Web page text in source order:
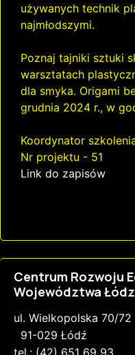
używanych technik
najmłodszymi.
Poznaj tajniki sztuki
warsztatach
dla smyka. Origami
grudnia 2024 r., w
Koordynator
Nr projektu - 51
Link do zapisów
Centrum Rozwoju
Województwa
ul. Wielkopolska 70/72
91-029 Łódź
tel.: (42) 651 69 93